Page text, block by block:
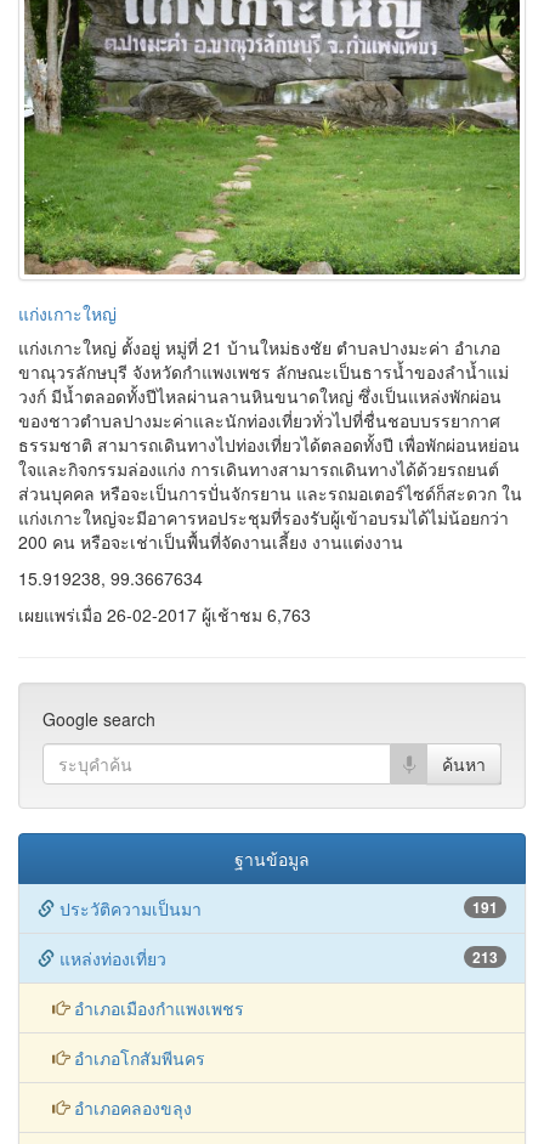
แก่งเกาะใหญ่
แก่งเกาะใหญ่ ตั้งอยู่ หมู่ที่ 21 บ้านใหม่ธงชัย ตำบลปางมะค่า อำเภอ
ขาณุวรลักษบุรี จังหวัดกำแพงเพชร ลักษณะเป็นธารน้ำของลำน้ำแม่
วงก์ มีน้ำตลอดทั้งปีไหลผ่านลานหินขนาดใหญ่ ซึ่งเป็นแหล่งพักผ่อน
ของชาวตำบลปางมะค่าและนักท่องเที่ยวทั่วไปที่ชื่นชอบบรรยากาศ
ธรรมชาติ สามารถเดินทางไปท่องเที่ยวได้ตลอดทั้งปี เพื่อพักผ่อนหย่อน
ใจและกิจกรรมล่องแก่ง การเดินทางสามารถเดินทางได้ด้วยรถยนต์
ส่วนบุคคล หรือจะเป็นการปั่นจักรยาน และรถมอเตอร์ไซด์ก็สะดวก ใน
แก่งเกาะใหญ่จะมีอาคารหอประชุมที่รองรับผู้เข้าอบรมได้ไม่น้อยกว่า
200 คน หรือจะเช่าเป็นพื้นที่จัดงานเลี้ยง งานแต่งงาน
Google search
191
ประวัติความเป็นมา
แหล่งท่องเที่ยว
อำเภอเมืองกำแพงเพชร
อำเภอโกสัมพีนคร